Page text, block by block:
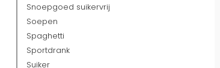
Snoepgoed suikervrij
Soepen
Spaghetti
Sportdrank
Suiker